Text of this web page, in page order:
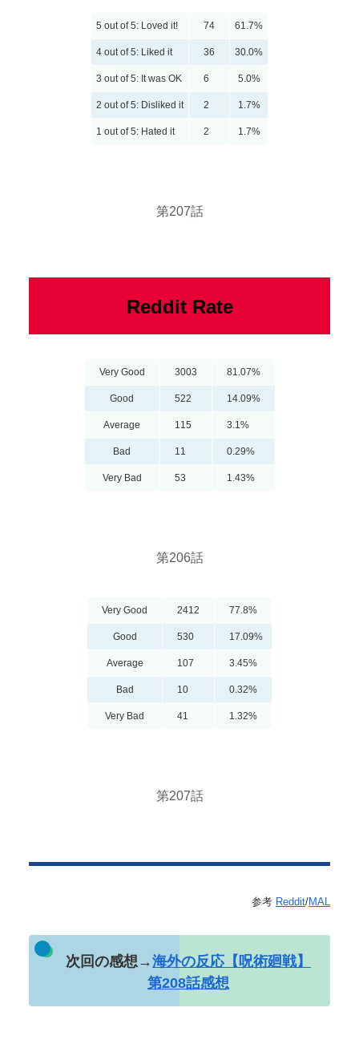
5 out of 5: Loved it! 74 61.7%
4 out of 5: Liked it 36 30.0%
3 out of 5: It was OK 6 5.0%
2 out of 5: Disliked it 2 1.7%
1 out of 5: Hated it 2 1.7%
第207話
Reddit Rate
Very Good 3003 81.07%
Good 522 14.09%
Average 115 3.1%
Bad 11 0.29%
Very Bad 53 1.43%
第206話
Very Good 2412 77.8%
Good 530 17.09%
Average 107 3.45%
Bad 10 0.32%
Very Bad 41 1.32%
第207話
参考 Reddit/MAL
次回の感想→海外の反応【呪術廻戦】
第208話感想